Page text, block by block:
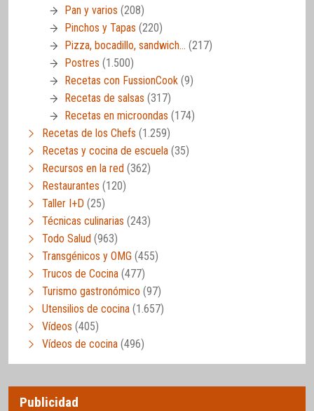
Pan y varios (208)
Pinchos y Tapas (220)
Pizza, bocadillo, sandwich… (217)
Postres (1.500)
Recetas con FussionCook (9)
Recetas de salsas (317)
Recetas en microondas (174)
Recetas de los Chefs (1.259)
Recetas y cocina de escuela (35)
Recursos en la red (362)
Restaurantes (120)
Taller I+D (25)
Técnicas culinarias (243)
Todo Salud (963)
Transgénicos y OMG (455)
Trucos de Cocina (477)
Turismo gastronómico (97)
Utensilios de cocina (1.657)
Vídeos (405)
Vídeos de cocina (496)
Publicidad